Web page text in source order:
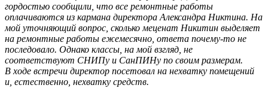
гордостью сообщили, что все ремонтные работы
оплачиваются из кармана директора Александра Никтина. На
мой уточняющий вопрос, сколько меценат Никитин выделяет
на ремонтные работы ежемесячно, ответа почему-то не
последовало. Однако классы, на мой взгляд, не
соответствуют СНИПу и СанПИНу по своим размерам.
В ходе встречи директор посетовал на нехватку помещений
и, естественно, нехватку средств.